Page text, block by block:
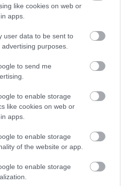
like cookies on web or
apps.
user data to be sent to
purposes.
to send me
to enable storage
like cookies on web or
apps.
to enable storage
of the website or app.
to enable storage
169